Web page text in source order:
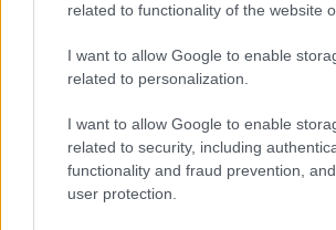
related to functionality of the website
I want to allow Google to enable
related to personalization.
I want to allow Google to enable
related to security, including
functionality and fraud prevention,
user protection.